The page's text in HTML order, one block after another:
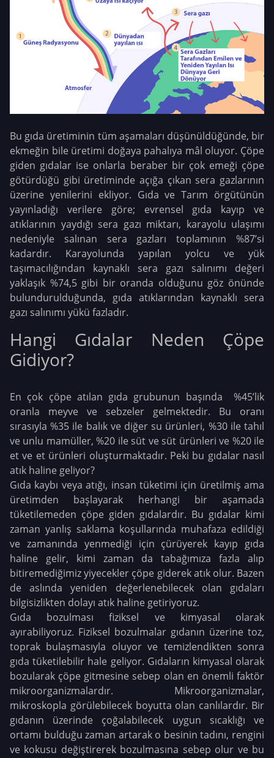
Bu gıda üretiminin tüm aşamaları düşünüldüğünde, bir
ekmeğin bile üretimi doğaya pahalıya mâl oluyor. Çöpe
giden gıdalar ise onlarla beraber bir çok emeği çöpe
götürdüğü gibi üretiminde açığa çıkan sera gazlarının
üzerine yenilerini ekliyor. Gıda ve Tarım örgütünün
yayınladığı verilere göre; evrensel gıda kayıp ve
atıklarının yaydığı sera gazı miktarı, karayolu ulaşımı
nedeniyle salınan sera gazları toplamının %87’si
kadardır. Karayolunda yapılan yolcu ve yük
taşımacılığından kaynaklı sera gazı salınımı değeri
yaklaşık %74,5 gibi bir oranda olduğunu göz önünde
bulundurulduğunda, gıda atıklarından kaynaklı sera
gazı salınımı yükü fazladır.
Hangi Gıdalar Neden Çöpe
Gidiyor?
En çok çöpe atılan gıda grubunun başında %45’lik
oranla meyve ve sebzeler gelmektedir. Bu oranı
sırasıyla %35 ile balık ve diğer su ürünleri, %30 ile tahıl
ve unlu mamüller, %20 ile süt ve süt ürünleri ve %20 ile
et ve et ürünleri oluşturmaktadır. Peki bu gıdalar nasıl
atık haline geliyor?
Gıda kaybı veya atığı, insan tüketimi için üretilmiş ama
üretimden başlayarak herhangi bir aşamada
tüketilemeden çöpe giden gıdalardır. Bu gıdalar kimi
zaman yanlış saklama koşullarında muhafaza edildiği
ve zamanında yenmediği için çürüyerek kayıp gıda
haline gelir, kimi zaman da tabağımıza fazla alıp
bitiremediğimiz yiyecekler çöpe giderek atık olur. Bazen
de aslında yeniden değerlenebilecek olan gıdaları
bilgisizlikten dolayı atık haline getiriyoruz.
Gıda bozulması fiziksel ve kimyasal olarak
ayırabiliyoruz. Fiziksel bozulmalar gıdanın üzerine toz,
toprak bulaşmasıyla oluyor ve temizlendikten sonra
gıda tüketilebilir hale geliyor. Gıdaların kimyasal olarak
bozularak çöpe gitmesine sebep olan en önemli faktör
mikroorganizmalardır. Mikroorganizmalar,
mikroskopla görülebilecek boyutta olan canlılardır. Bir
gıdanın üzerinde çoğalabilecek uygun sıcaklığı ve
ortamı bulduğu zaman artarak o besinin tadını, rengini
ve kokusu değiştirerek bozulmasına sebep olur ve bu